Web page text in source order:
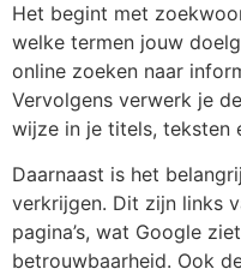
Het begint met
welke termen jouw
online zoeken naar
Vervolgens verwerk je
wijze in je titels, teksten
Daarnaast is het
verkrijgen. Dit zijn links
pagina’s, wat Google
betrouwbaarheid. Ook